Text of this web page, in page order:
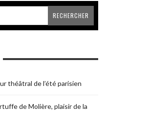
théâtral de l’été parisien
de Molière, plaisir de la